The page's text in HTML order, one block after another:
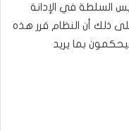
السلطة في الإدانة
ذلك أن النظام قرر هذه
بما يريد